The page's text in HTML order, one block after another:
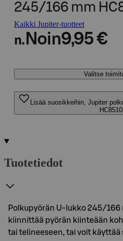
245/166 mm
Kaikki Jupiter-tuotteet
n. Noin9,95 €
Valitse
Lisää suosikkeihin, Jupiter
Tuotetiedot
Polkupyörän U-lukko 245/166
kiinnittää pyörän kiinteään
tai telineeseen, tai voit käyttää